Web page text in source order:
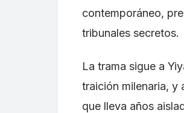
contemporáneo,
tribunales secretos.
La trama sigue a
traición milenaria, y
que lleva años